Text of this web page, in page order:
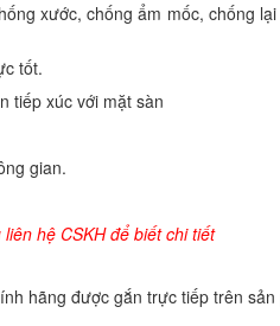
xước, chống ẩm mốc, chống
tốt.
tiếp xúc với mặt sàn
gian.
hệ CSKH để biết chi tiết
hãng được gắn trực tiếp trên sản